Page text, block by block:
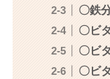
〇鉄
〇ビ
〇ビ
〇ビ